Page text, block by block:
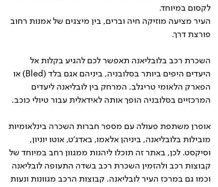
לקסום במיוחד.
העיר מציעה מוזיקה חיה וברים, בין מיצגים של אמנות רחוב
פורצת דרך.
השכרת רכב בלובליאנה תאפשר לכם להגיע בקלות אל
היעדים היפים ביותר בסלובניה, ביניהם אגם בלד (Bled) או
הפארק הלאומי טריגלב. המרחק בין לובליאנה ליעדים
המרכזיים בסלובניה הופך אותה לאידאלית עבור טיולי כוכב.
אופרן משתפת פעולה עם מספר חברות השכרה בינלאומיות
מובילות בלובליאנה, ביניהן אלאמו, באדג'ט, אוטו יוניון,
וסיקסט. לכן, באתר זה תוכלו ליהנות ממגוון רחב במיוחד של
קבוצות רכב ולהזמין השכרת רכב בשדה התעופה לובליאנה
וכמו גם במרכז העיר לובליאנה. קבוצות הרכב מגוונות ונעות